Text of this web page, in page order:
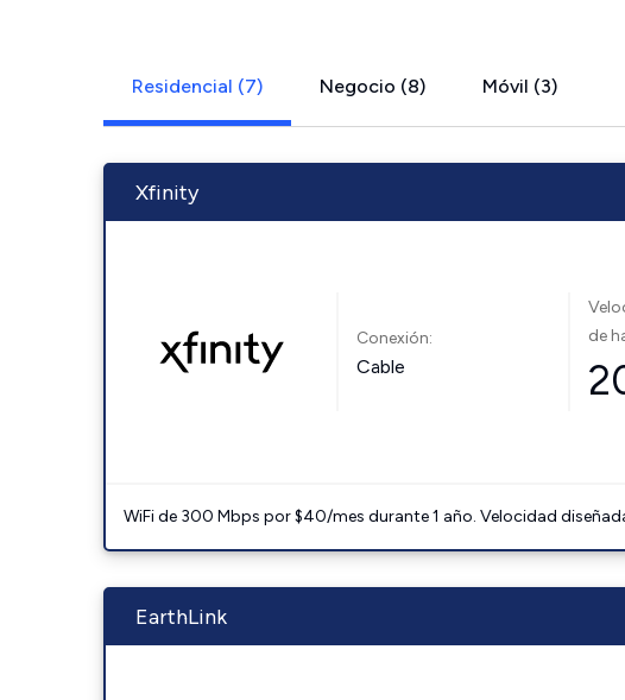
Residencial (7) Negocio (8) Móvil (3)
Xfinity
Conexión:
Cable
de
WiFi de 300 Mbps por $40/mes durante 1 año. Velocidad
EarthLink